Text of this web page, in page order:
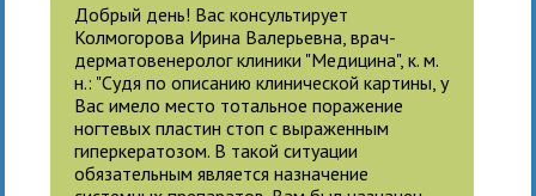
Добрый день! Вас консультирует
Колмогорова Ирина Валерьевна, врач-
дерматовенеролог клиники "Медицина", к. м.
н.: "Судя по описанию клинической картины, у
Вас имело место тотальное поражение
ногтевых пластин стоп с выраженным
гиперкератозом. В такой ситуации
обязательным является назначение